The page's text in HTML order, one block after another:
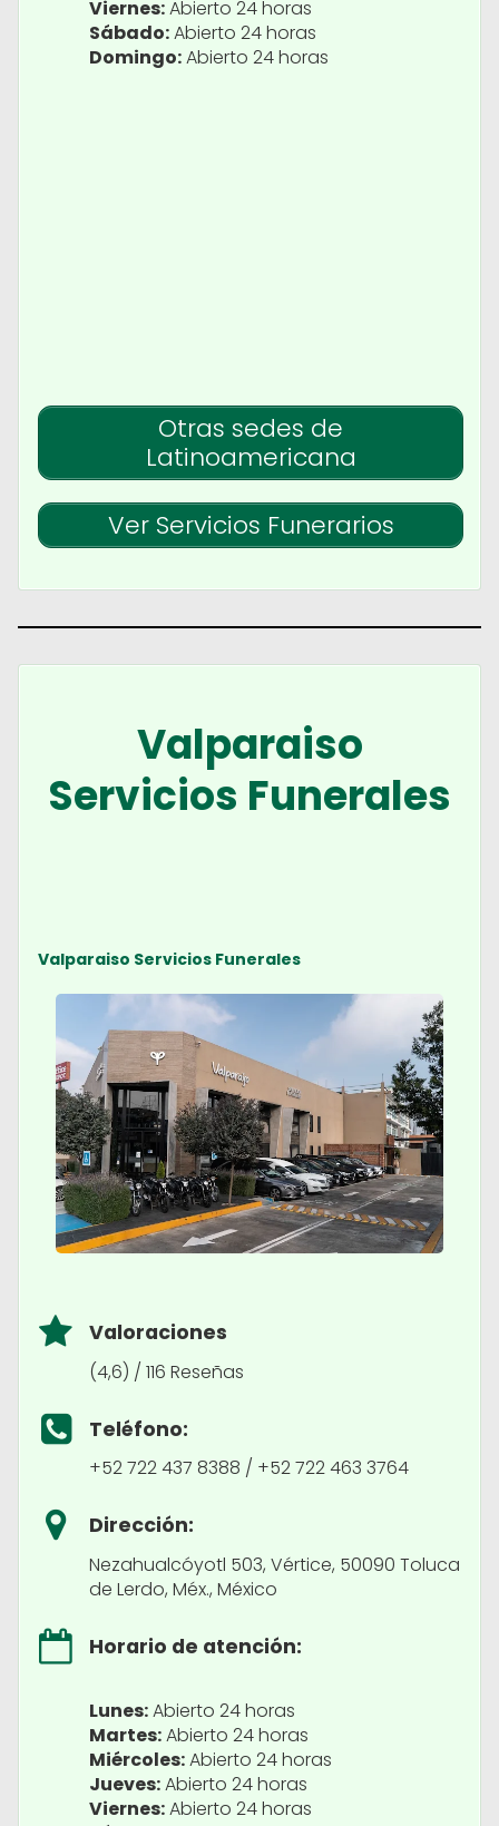
Viernes:Abierto 24 horas
Sábado:Abierto 24 horas
Domingo:Abierto 24 horas
Otras sedes de
Latinoamericana
Ver Servicios Funerarios
Valparaiso
Servicios Funerales
Valparaiso Servicios Funerales
Valoraciones
(4,6) / 116 Reseñas
Teléfono:
+52 722 437 8388 / +52 722 463 3764
Dirección:
Nezahualcóyotl 503, Vértice, 50090 Toluca
de Lerdo, Méx., México
Horario de atención:
Lunes:Abierto 24 horas
Martes:Abierto 24 horas
Miércoles:Abierto 24 horas
Jueves:Abierto 24 horas
Viernes:Abierto 24 horas